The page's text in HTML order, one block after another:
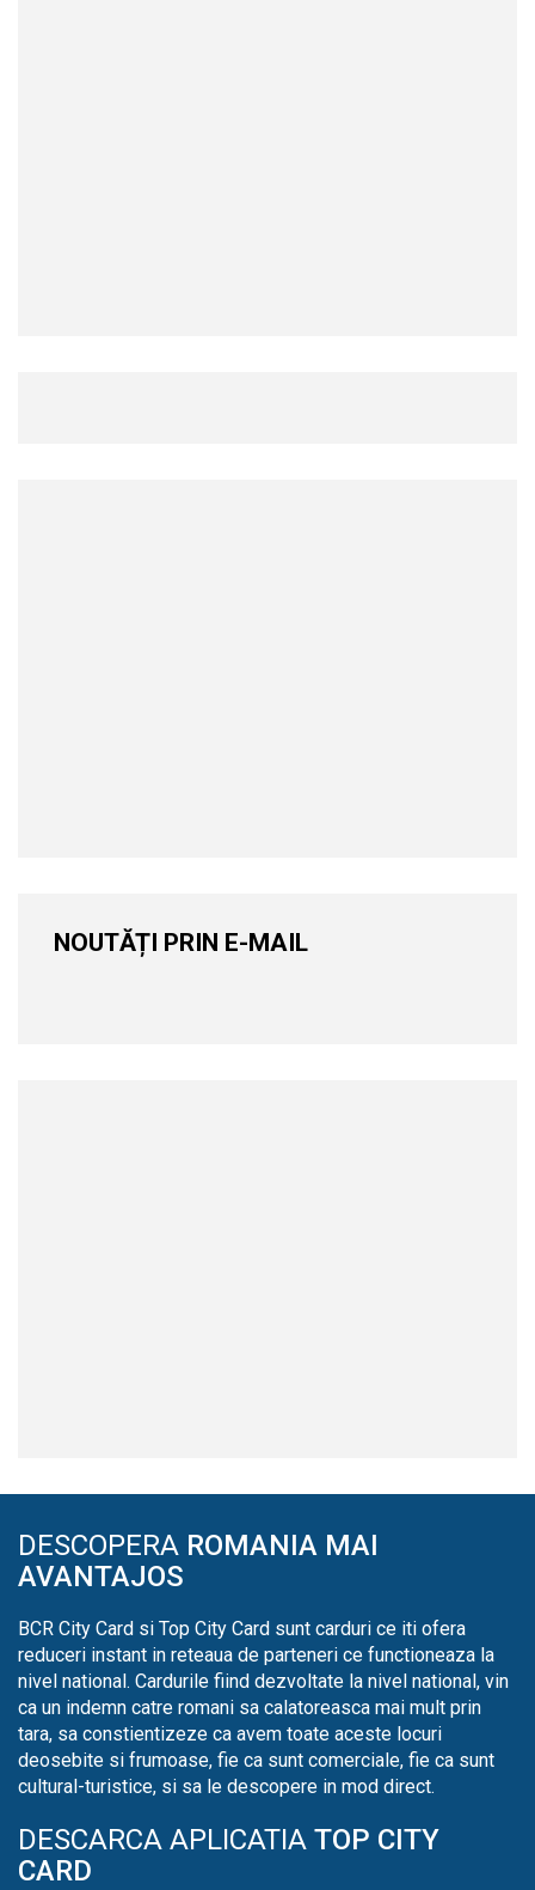
NOUTĂȚI PRIN E-MAIL
DESCOPERA ROMANIA MAI
AVANTAJOS
BCR City Card si Top City Card sunt carduri ce iti ofera
reduceri instant in reteaua de parteneri ce functioneaza la
nivel national. Cardurile fiind dezvoltate la nivel national, vin
ca un indemn catre romani sa calatoreasca mai mult prin
tara, sa constientizeze ca avem toate aceste locuri
deosebite si frumoase, fie ca sunt comerciale, fie ca sunt
cultural-turistice, si sa le descopere in mod direct.
DESCARCA APLICATIA TOP CITY
CARD